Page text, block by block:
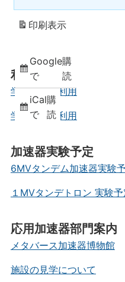
利用案内
学外の方の利用
学内の方の利用
加速器実験予定
6MVタンデム加速器実験
１MVタンデトロン 実験
応用加速器部門案内
メタバース加速器博物館
施設の見学について
Google
で
購
読
iCal
で
購
読
印刷表示